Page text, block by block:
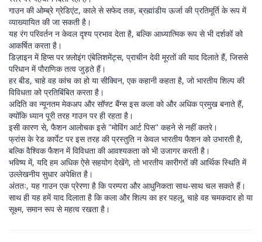
गाउन की ओम्ब्रे ग्रेडिएंट, काले से सफेद तक, ब्रह्मांडीय ऊर्जा की प्रतिमूर्ति के रूप में
व्याख्यायित की जा सकती है।
यह रंग परिवर्तन न केवल दृश्य प्रभाव देता है, बल्कि आध्यात्मिक रूप से भी दर्शकों को
आकर्षित करता है।
डिज़ाइन में हिप्स पर फ़्लोइंग एंबेलिशमेंट्स, प्राचीन देवी मूरतों की याद दिलाते हैं, जिससे
परिधान में पौराणिक तत्व जुड़ते हैं।
हर बीड, चाहे वह कांच का हो या सीक्विन, एक कहानी कहता है, जो भारतीय शिल्प की
विविधता को प्रतिबिंबित करता है।
अदिति का न्यूनतम मेकअप और सॉफ्ट बैंग्स इस कला को और अधिक प्रमुख बनाते हैं,
क्योंकि ध्यान पूरी तरह गाउन पर ही रहता है।
इसी कारण से, फैशन आलोचक इसे "मोविंग आर्ट पिस" कहने से नहीं कतरे।
फ्रांस के रेड कार्पेट पर इस तरह की प्रस्तुति न केवल भारतीय फैशन को उभारती है,
बल्कि वैश्विक फैशन में विविधता की आवश्यकता को भी उजागर करती है।
भविष्य में, यदि हम अधिक ऐसे सहयोग देखेंगे, तो भारतीय कारीगरों की आर्थिक स्थिति में
उल्लेखनीय सुधार अपेक्षित है।
अंततः, यह गाउन एक प्रेरणा है कि परम्परा और आधुनिकता साथ-साथ चल सकते हैं।
साथ ही यह हमें याद दिलाता है कि कला और शिल्प का हर पहलू, चाहे वह चमकदार हो या
सूक्ष्म, समान रूप से महत्व रखता है।